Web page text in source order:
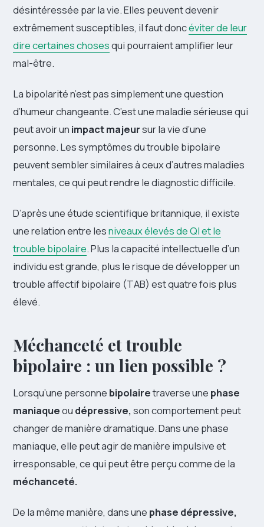
désintéressée par la vie. Elles peuvent devenir
extrêmement susceptibles, il faut doncéviter de leur
dire certaines chosesqui pourraient amplifier leur
mal-être.
La bipolarité n’est pas simplement une question
d’humeur changeante. C’est une maladie sérieuse qui
peut avoir un impact majeursur la vie d’une
personne. Les symptômes du trouble bipolaire
peuvent sembler similaires à ceux d’autres maladies
mentales, ce qui peut rendre le diagnostic difficile.
D’après une étude scientifique britannique, il existe
une relation entre lesniveaux élevés de QI et le
trouble bipolaire. Plus la capacité intellectuelle d’un
individu est grande, plus le risque de développer un
trouble affectif bipolaire (TAB) est quatre fois plus
élevé.
Méchanceté et trouble
bipolaire : un lien possible ?
Lorsqu’une personne bipolairetraverse une phase
maniaqueou dépressive, son comportement peut
changer de manière dramatique. Dans une phase
maniaque, elle peut agir de manière impulsive et
irresponsable, ce qui peut être perçu comme de la
méchanceté.
De la même manière, dans une phase dépressive,